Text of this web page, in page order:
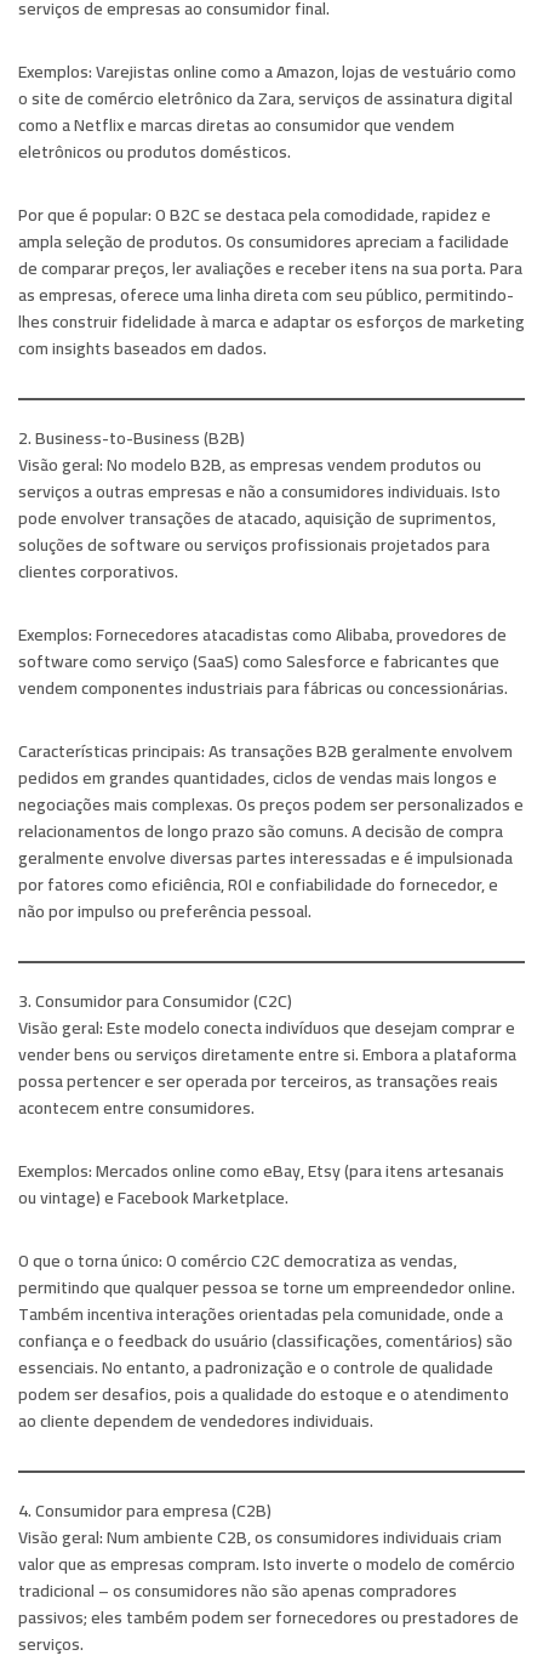
serviços de empresas ao consumidor final.
Exemplos:Varejistas online como a Amazon, lojas de vestuário como
o site de comércio eletrônico da Zara, serviços de assinatura digital
como a Netflix e marcas diretas ao consumidor que vendem
eletrônicos ou produtos domésticos.
Por que é popular:O B2C se destaca pela comodidade, rapidez e
ampla seleção de produtos. Os consumidores apreciam a facilidade
de comparar preços, ler avaliações e receber itens na sua porta. Para
as empresas, oferece uma linha direta com seu público, permitindo-
lhes construir fidelidade à marca e adaptar os esforços de marketing
com insights baseados em dados.
2. Business-to-Business (B2B)
Visão geral:No modelo B2B, as empresas vendem produtos ou
serviços a outras empresas e não a consumidores individuais. Isto
pode envolver transações de atacado, aquisição de suprimentos,
soluções de software ou serviços profissionais projetados para
clientes corporativos.
Exemplos:Fornecedores atacadistas como Alibaba, provedores de
software como serviço (SaaS) como Salesforce e fabricantes que
vendem componentes industriais para fábricas ou concessionárias.
Características principais:As transações B2B geralmente envolvem
pedidos em grandes quantidades, ciclos de vendas mais longos e
negociações mais complexas. Os preços podem ser personalizados e
relacionamentos de longo prazo são comuns. A decisão de compra
geralmente envolve diversas partes interessadas e é impulsionada
por fatores como eficiência, ROI e confiabilidade do fornecedor, e
não por impulso ou preferência pessoal.
3. Consumidor para Consumidor (C2C)
Visão geral:Este modelo conecta indivíduos que desejam comprar e
vender bens ou serviços diretamente entre si. Embora a plataforma
possa pertencer e ser operada por terceiros, as transações reais
acontecem entre consumidores.
Exemplos:Mercados online como eBay, Etsy (para itens artesanais
ou vintage) e Facebook Marketplace.
O que o torna único:O comércio C2C democratiza as vendas,
permitindo que qualquer pessoa se torne um empreendedor online.
Também incentiva interações orientadas pela comunidade, onde a
confiança e o feedback do usuário (classificações, comentários) são
essenciais. No entanto, a padronização e o controle de qualidade
podem ser desafios, pois a qualidade do estoque e o atendimento
ao cliente dependem de vendedores individuais.
4. Consumidor para empresa (C2B)
Visão geral:Num ambiente C2B, os consumidores individuais criam
valor que as empresas compram. Isto inverte o modelo de comércio
tradicional – os consumidores não são apenas compradores
passivos; eles também podem ser fornecedores ou prestadores de
serviços.